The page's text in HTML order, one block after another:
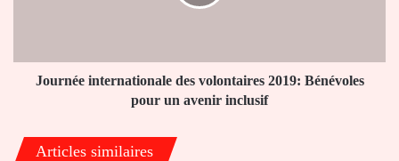
avenir
inclusifJournée internationale des volontaires 2019: Bénévoles
pour un avenir inclusif
Articles similaires